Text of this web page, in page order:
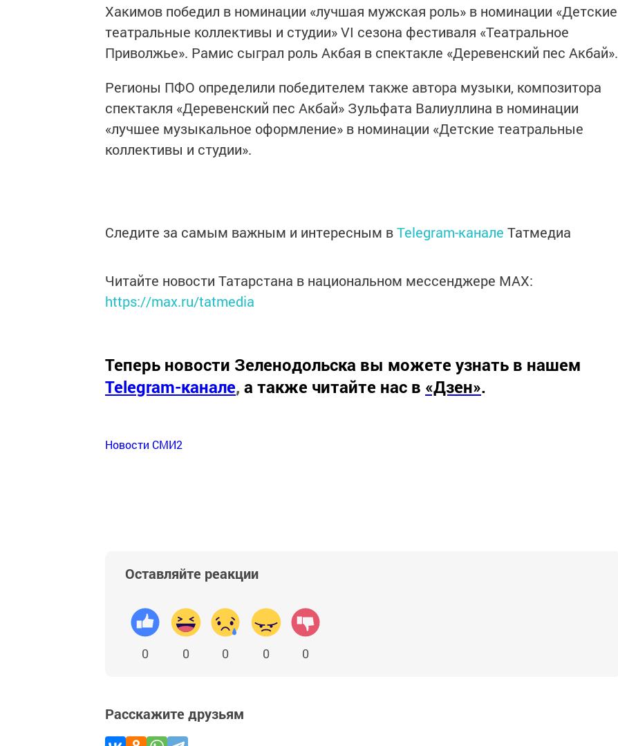
Хакимов победил в номинации «лучшая мужская роль» в номинации «Детские
театральные коллективы и студии» VI сезона фестиваля «Театральное
Приволжье». Рамис сыграл роль Акбая в спектакле «Деревенский пес Акбай».
Регионы ПФО определили победителем также автора музыки, композитора
спектакля «Деревенский пес Акбай» Зульфата Валиуллина в номинации
«лучшее музыкальное оформление» в номинации «Детские театральные
коллективы и студии».
Следите за самым важным и интересным вTelegram-канале Татмедиа
Читайте новости Татарстана в национальном мессенджере MАХ:
https://max.ru/tatmedia
Теперь новости Зеленодольска вы можете узнать в нашем
Telegram-канале, а также читайте нас в «Дзен».
Новости СМИ2
Оставляйте реакции
0 0 0 0 0
Расскажите друзьям